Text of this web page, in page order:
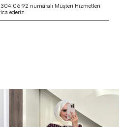
06 92 numaralı Müşteri Hizmetleri
ederiz.